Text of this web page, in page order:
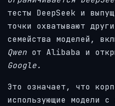
тесты DeepSeek и
точки охватывают
семейства моделей,
Qwen от Alibaba и
Google.
Это означает, что
использующие модели